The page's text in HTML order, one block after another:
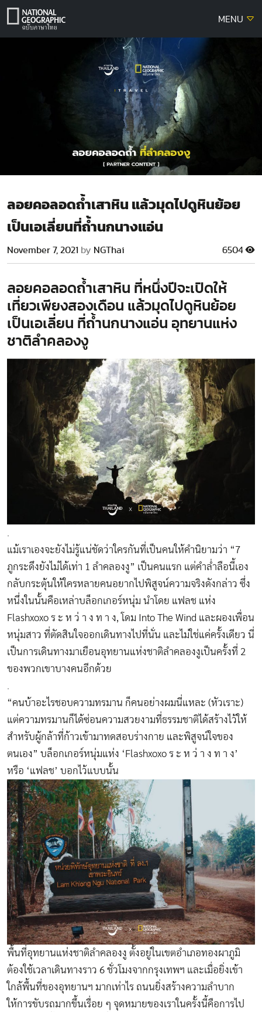
Skip
MENU
ลอยคอลอดถ้ำเสาหิน แล้วมุดไปดูหินย้อย
เป็นเอเลี่ยนที่ถ้ำนกนางแอ่น
November 7, 2021 by NGThai 6504
ลอยคอลอดถ้ำเสาหิน ที่หนึ่งปีจะเปิดให้
เที่ยวเพียงสองเดือน แล้วมุดไปดูหินย้อย
เป็นเอเลี่ยน ที่ถ้ำนกนางแอ่น อุทยานแห่ง
ชาติลำคลองงู
แม้เราเองจะยังไม่รู้แน่ชัดว่าใครกันที่เป็นคนให้คำนิยามว่า “7
ภูกระดึงยังไม่ได้เท่า 1 ลำคลองงู” เป็นคนแรก แต่คำล่ำลือนี้เอง
กลับกระตุ้นให้ใครหลายคนอยากไปพิสูจน์ความจริงดังกล่าว ซึ่ง
หนึ่งในนั้นคือเหล่าบล็อกเกอร์หนุ่ม นำโดย แฟลช แห่ง
Flashxoxo ร ะ ห ว่ า ง ท า ง, โดม Into The Wind และผองเพื่อน
หนุ่มสาว ที่ตัดสินใจออกเดินทางไปที่นั่น และไม่ใช่แค่ครั้งเดียว นี่
เป็นการเดินทางมาเยือนอุทยานแห่งชาติลำคลองงูเป็นครั้งที่ 2
ของพวกเขาบางคนอีกด้วย
“คนบ้าอะไรชอบความทรมาน ก็คนอย่างผมนี่แหละ (หัวเราะ)
แต่ความทรมานก็ได้ซ่อนความสวยงามที่ธรรมชาติได้สร้างไว้ให้
สำหรับผู้กล้าที่ก้าวเข้ามาทดสอบร่างกาย และพิสูจน์ใจของ
ตนเอง” บล็อกเกอร์หนุ่มแห่ง ‘Flashxoxo ร ะ ห ว่ า ง ท า ง’
หรือ ‘แฟลช’ บอกไว้แบบนั้น
พื้นที่อุทยานแห่งชาติลำคลองงู ตั้งอยู่ในเขตอำเภอทองผาภูมิ
ต้องใช้เวลาเดินทางราว 6 ชั่วโมงจากกรุงเทพฯ และเมื่อยิ่งเข้า
ใกล้พื้นที่ของอุทยานฯ มากเท่าไร ถนนยิ่งสร้างความลำบาก
ให้การขับรถมากขึ้นเรื่อย ๆ จุดหมายของเราในครั้งนี้คือการไป